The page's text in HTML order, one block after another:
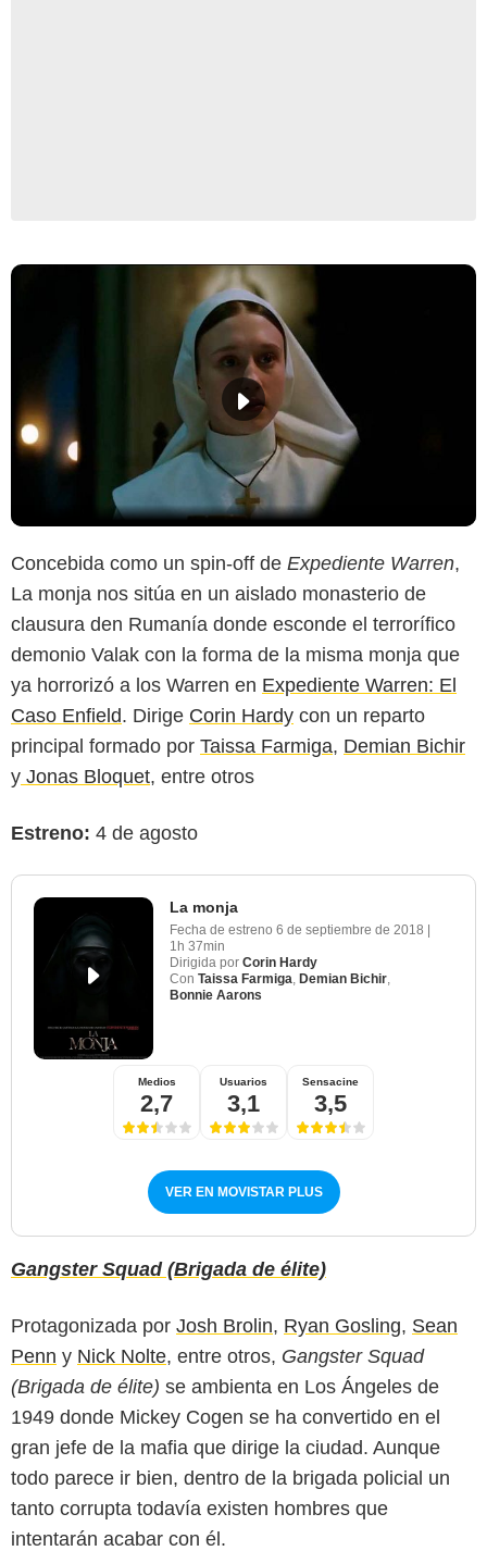
Concebida como un spin-off de Expediente Warren,
La monja nos sitúa en un aislado monasterio de
clausura den Rumanía donde esconde el terrorífico
demonio Valak con la forma de la misma monja que
ya horrorizó a los Warren en Expediente Warren: El
Caso Enfield. Dirige Corin Hardy con un reparto
principal formado por Taissa Farmiga, Demian Bichir
y Jonas Bloquet, entre otros
Estreno: 4 de agosto
La monja
Fecha de estreno 6 de septiembre de 2018 |
1h 37min
Dirigida por Corin Hardy
Con Taissa Farmiga, Demian Bichir,
Bonnie Aarons
Medios
2,7
Usuarios
3,1
Sensacine
3,5
VER EN MOVISTAR PLUS
Gangster Squad (Brigada de élite)
Protagonizada por Josh Brolin, Ryan Gosling, Sean
Penn y Nick Nolte, entre otros, Gangster Squad
(Brigada de élite) se ambienta en Los Ángeles de
1949 donde Mickey Cogen se ha convertido en el
gran jefe de la mafia que dirige la ciudad. Aunque
todo parece ir bien, dentro de la brigada policial un
tanto corrupta todavía existen hombres que
intentarán acabar con él.